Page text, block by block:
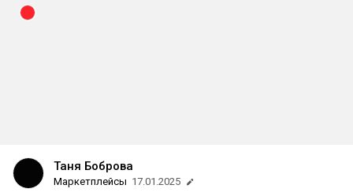
Таня Боброва
Маркетплейсы 17.01.2025